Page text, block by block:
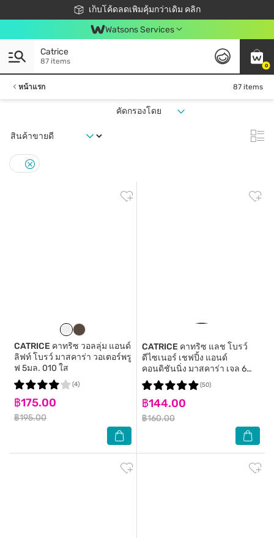
เก็บโค้ดลดเพิ่มคุ้มกว่าเดิม คลิก
ชอปออนไลน์ครั้งแรก ลดเพิ่มจุก ๆ 10%! 🎉
📦ส่งฟรี! เมื่อชอป 499฿
สมาชิกวัตสัน คลับดียังไง?
Watsons Services
0
Catrice
87 items
หน้าแรก 87 items
คัดกรองโดย
CATRICE คาทริซ วอลลุ่ม แอนด์
ลิฟท์ โบรว์ มาสคาร่า วอเตอร์พรู
ฟ 5มล. 010 ใส
฿175.00
฿195.00
(4)
CATRICE คาทริซ แลช โบรว์
ดีไซเนอร์ เชฟปิ้ง แอนด์
คอนดิชันนิ่ง มาสคาร่า เจล 6
มล.
฿144.00
฿160.00
(50)